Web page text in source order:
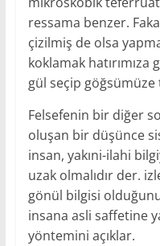
ressama benzer.
çizilmiş de olsa
koklamak
gül seçip göğsümüze
Felsefenin bir diğer
oluşan bir düşünce
insan, yakıni-ilahi
uzak olmalıdır der.
gönül bilgisi
insana asli saffetine
yöntemini açıklar.